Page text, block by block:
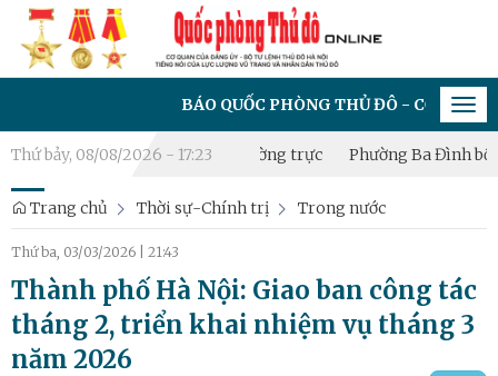
BÁO QUỐC PHÒNG THỦ ĐÔ - CƠ QUAN CỦA
Thứ bảy, 08/08/2026 - 17:23
Tiểu đội Dân quân thường trực Phường Ba Đình bồi dưỡng
Trang chủ Thời sự-Chính trị Trong nước
Thứ ba, 03/03/2026 21:43
Thành phố Hà Nội: Giao ban công tác
tháng 2, triển khai nhiệm vụ tháng 3
năm 2026